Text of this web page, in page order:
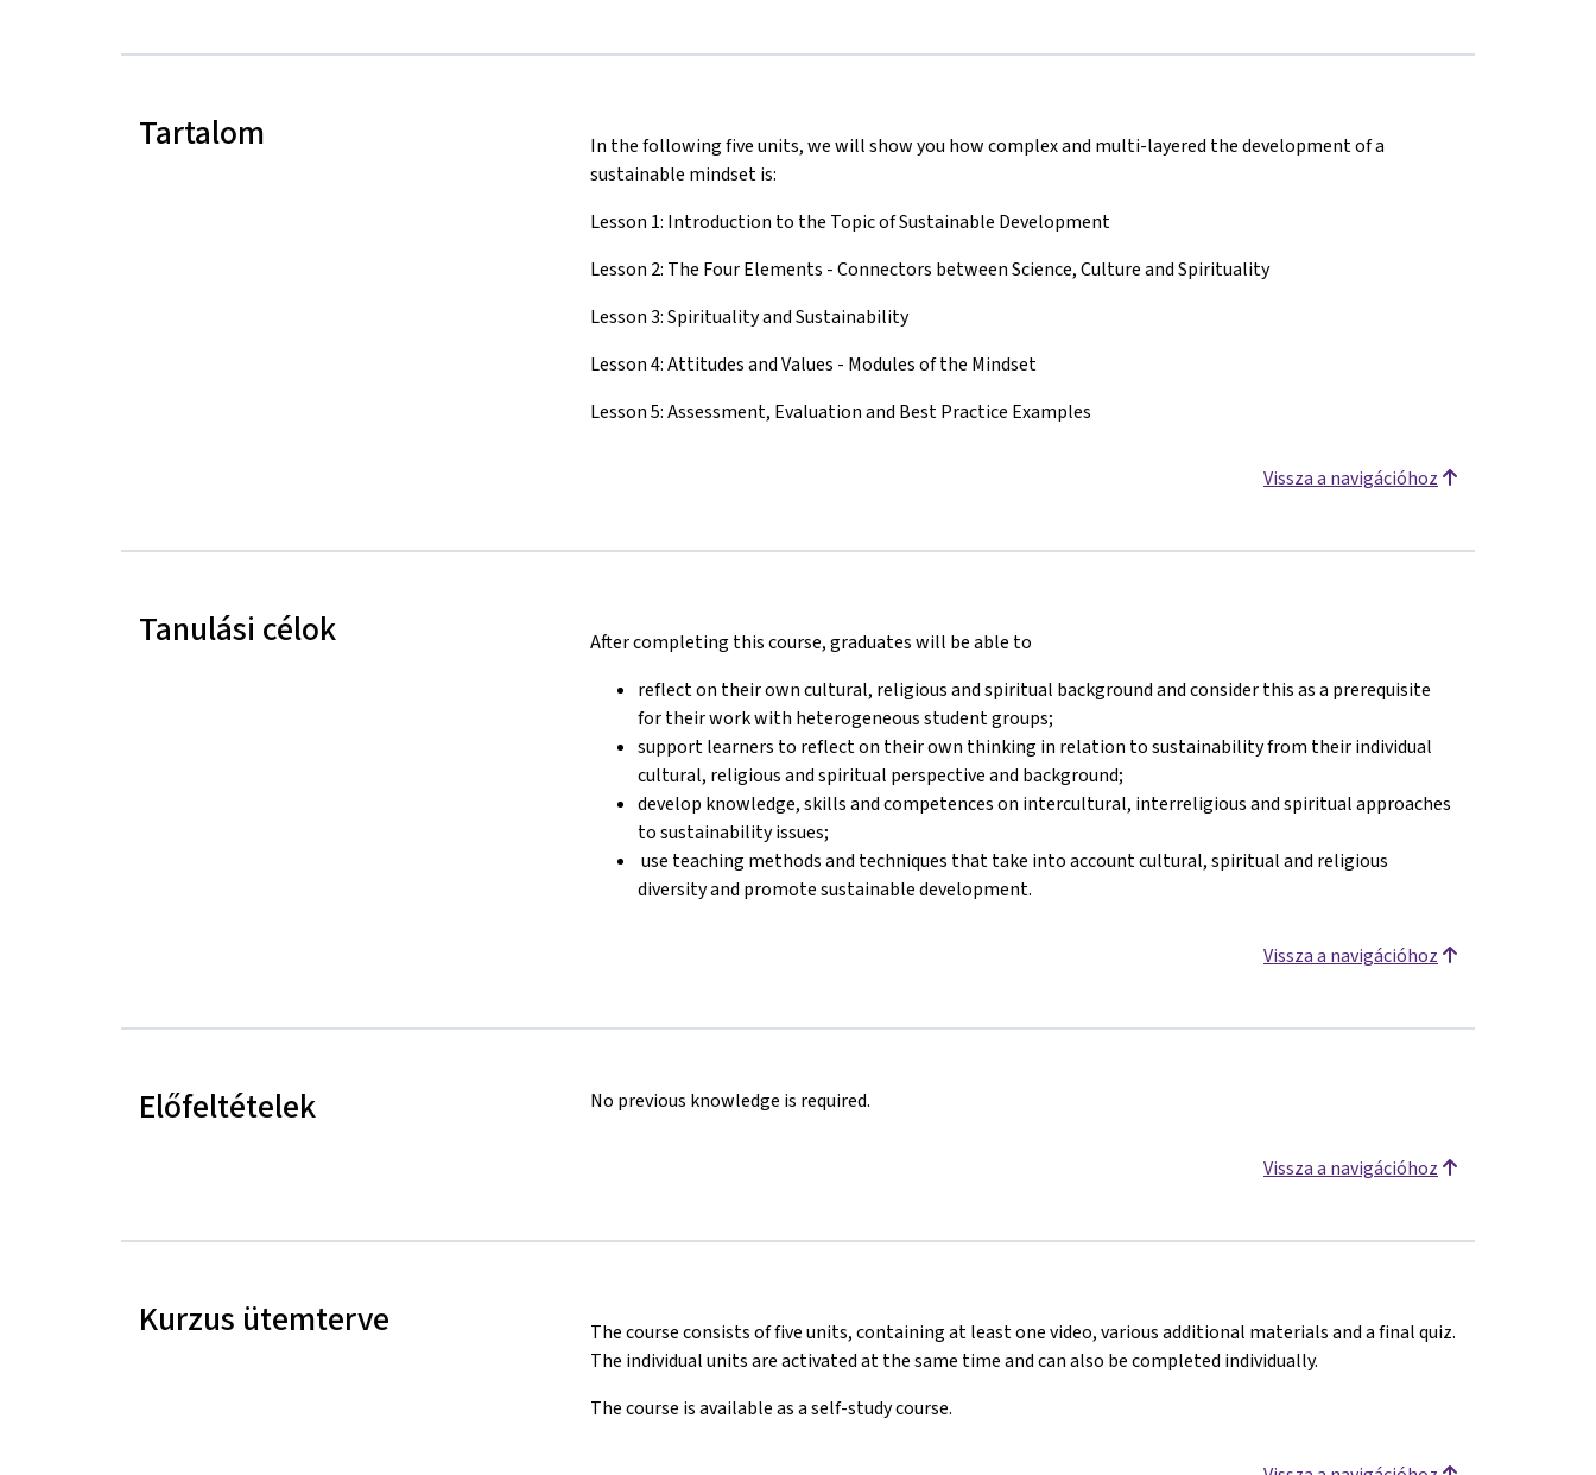
Tartalom
In the following five units, we will show you how complex and multi-layered the development of a
sustainable mindset is:
Lesson 1: Introduction to the Topic of Sustainable Development
Lesson 2: The Four Elements - Connectors between Science, Culture and Spirituality
Lesson 3: Spirituality and Sustainability
Lesson 4: Attitudes and Values - Modules of the Mindset
Lesson 5: Assessment, Evaluation and Best Practice Examples
Vissza a navigációhoz
Tanulási célok
After completing this course, graduates will be able to
reflect on their own cultural, religious and spiritual background and consider this as a prerequisite
for their work with heterogeneous student groups;
support learners to reflect on their own thinking in relation to sustainability from their individual
cultural, religious and spiritual perspective and background;
develop knowledge, skills and competences on intercultural, interreligious and spiritual approaches
to sustainability issues;
use teaching methods and techniques that take into account cultural, spiritual and religious
diversity and promote sustainable development.
Vissza a navigációhoz
Előfeltételek No previous knowledge is required.
Vissza a navigációhoz
Kurzus ütemterve
The course consists of five units, containing at least one video, various additional materials and a final quiz.
The individual units are activated at the same time and can also be completed individually.
The course is available as a self-study course.